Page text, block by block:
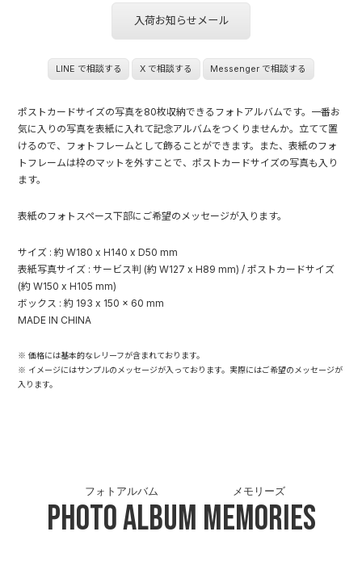
入荷お知らせメール
LINE で相談する X で相談する Messenger で相談する
ポストカードサイズの写真を80枚収納できるフォトアルバムです。一番お
気に入りの写真を表紙に入れて記念アルバムをつくりませんか。立てて置
けるので、フォトフレームとして飾ることができます。また、表紙のフォ
トフレームは枠のマットを外すことで、ポストカードサイズの写真も入り
ます。
表紙のフォトスペース下部にご希望のメッセージが入ります。
サイズ : 約 W180 x H140 x D50 mm
表紙写真サイズ : サービス判 (約 W127 x H89 mm) / ポストカードサイズ
(約 W150 x H105 mm)
ボックス : 約 193 x 150 x 60 mm
MADE IN CHINA
※ 価格には基本的なレリーフが含まれております。
※ イメージにはサンプルのメッセージが入っております。実際にはご希望のメッセージが
入ります。
Photo Album
フォトアルバム
Memories
メモリーズ